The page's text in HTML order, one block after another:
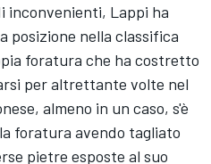
inconvenienti, Lappi ha
posizione nella classifica
foratura che ha costretto
per altrettante volte nel
almeno in un caso, s'è
foratura avendo tagliato
pietre esposte al suo